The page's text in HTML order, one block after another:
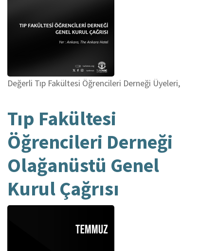
Değerli Tıp Fakültesi Öğrencileri Derneği Üyeleri,
Tıp Fakültesi
Öğrencileri Derneği
Olağanüstü Genel
Kurul Çağrısı